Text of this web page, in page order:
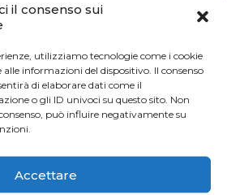
il consenso sui
utilizziamo tecnologie come i cookie
alle informazioni del dispositivo. Il consenso
di elaborare dati come il
o gli ID univoci su questo sito. Non
può influire negativamente su
Accettare
Catania
giorni dalle 10.00 alle 20.00.
dalle 10:00 alle 21:00